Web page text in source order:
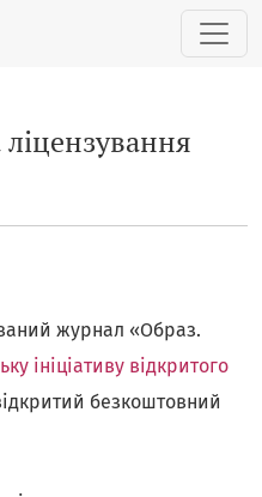
ліцензування
журнал «Образ.
ініціативу відкритого
безкоштовний